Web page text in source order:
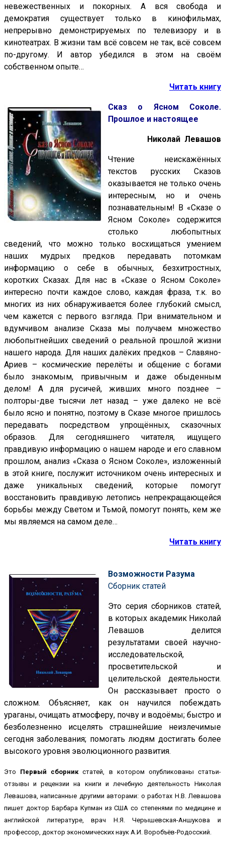
невежественных и покорных. А вся свобода и
демократия существует только в кинофильмах,
непрерывно демонстрируемых по телевизору и в
кинотеатрах. В жизни там всё совсем не так, всё совсем
по-другому. И автор убедился в этом на своём
собственном опыте…
Читать книгу
Сказ о Ясном Соколе.
Прошлое и настоящее
Николай Левашов
Чтение неискажённых
текстов русских Сказов
оказывается не только очень
интересным, но и очень
познавательным! В «Сказе о
Ясном Соколе» содержится
столько любопытных
сведений, что можно только восхищаться умением
наших мудрых предков передавать потомкам
информацию о себе в обычных, безхитростных,
коротких Сказах. Для нас в «Сказе о Ясном Соколе»
интересно почти каждое слово, каждая фраза, т.к. во
многих из них обнаруживается более глубокий смысл,
чем кажется с первого взгляда. При внимательном и
вдумчивом анализе Сказа мы получаем множество
любопытнейших сведений о реальной прошлой жизни
нашего народа. Для наших далёких предков – Славяно-
Ариев – космические перелёты и общение с богами
было знакомым, привычным и даже обыденным
делом! А для русичей, живших много позднее –
полторы-две тысячи лет назад – уже далеко не всё
было ясно и понятно, поэтому в Сказе многое пришлось
передавать посредством упрощённых, сказочных
образов. Для сегодняшнего читателя, ищущего
правдивую информацию о нашем народе и его славном
прошлом, анализ «Сказа о Ясном Соколе», изложенный
в этой книге, послужит источником очень интересных и
даже уникальных сведений, которые помогут
восстановить правдивую летопись непрекращающейся
борьбы между Светом и Тьмой, помогут понять, кем же
мы являемся на самом деле…
Читать книгу
Возможности Разума
Сборник статей
Это серия сборников статей,
в которых академик Николай
Левашов делится
результатами своей научно-
исследовательской,
просветительской и
целительской деятельности.
Он рассказывает просто о
сложном. Объясняет, как он научился побеждать
ураганы, очищать атмосферу, почву и водоёмы; быстро и
безболезненно исцелять страшнейшие неизлечимые
сегодня заболевания; помогать людям достигать более
высокого уровня эволюционного развития.
Это Первый сборникстатей, в котором опубликованы статьи-
отзывы и рецензии на книги и лечебную деятельность Николая
Левашова, написанные другими авторами: о работах Н.В. Левашова
пишет доктор Барбара Купман из США со степенями по медицине и
английской литературе, врач Н.Я. Черышевская-Аншукова и
профессор, доктор экономических наук А.И. Воробъёв-Родосский.